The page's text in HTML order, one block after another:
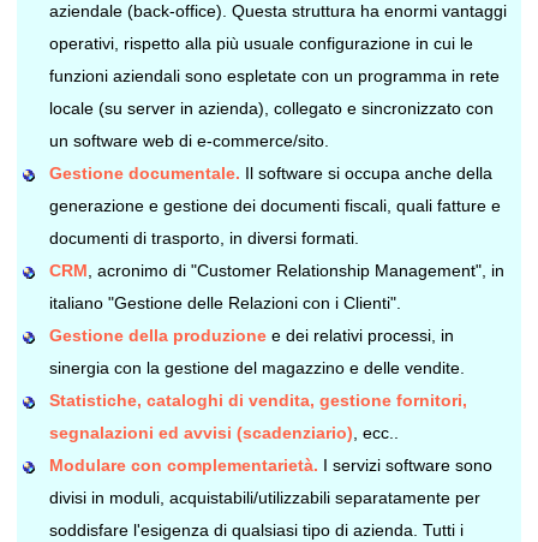
aziendale (back-office). Questa struttura ha enormi vantaggi
operativi, rispetto alla più usuale configurazione in cui le
funzioni aziendali sono espletate con un programma in rete
locale (su server in azienda), collegato e sincronizzato con
un software web di e-commerce/sito.
Gestione documentale. Il software si occupa anche della
generazione e gestione dei documenti fiscali, quali fatture e
documenti di trasporto, in diversi formati.
CRM, acronimo di "Customer Relationship Management", in
italiano "Gestione delle Relazioni con i Clienti".
Gestione della produzionee dei relativi processi, in
sinergia con la gestione del magazzino e delle vendite.
Statistiche, cataloghi di vendita, gestione fornitori,
segnalazioni ed avvisi (scadenziario), ecc..
Modulare con complementarietà. I servizi software sono
divisi in moduli, acquistabili/utilizzabili separatamente per
soddisfare l'esigenza di qualsiasi tipo di azienda. Tutti i